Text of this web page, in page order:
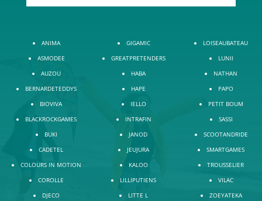
ANIMA
ASMODEE
AUZOU
BERNARDETEDDYS
BIOVIVA
BLACKROCKGAMES
BUKI
CADETEL
COLOURS IN MOTION
COROLLE
DJECO
GIGAMIC
GREATPRETENDERS
HABA
HAPE
IELLO
INTRAFIN
JANOD
JEUJURA
KALOO
LILLIPUTIENS
LITTE L
LOISEAUBATEAU
LUNII
NATHAN
PAPO
PETIT BOUM
SASSI
SCOOTANDRIDE
SMARTGAMES
TROUSSELIER
VILAC
ZOEYATEKA